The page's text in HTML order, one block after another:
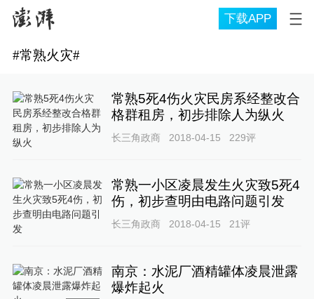
下载APP
#常熟火灾#
常熟5死4伤火灾民房系经整改合
格群租房，初步排除人为纵火
长三角政商 2018-04-15 229评
常熟一小区凌晨发生火灾致5死4
伤，初步查明由电路问题引发
长三角政商 2018-04-15 21评
南京：水泥厂酒精罐体凌晨泄露
爆炸起火